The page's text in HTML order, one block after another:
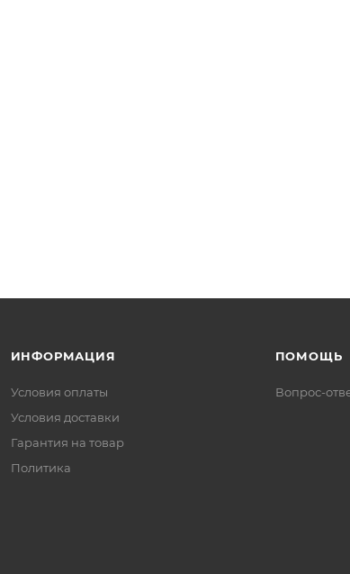
ИНФОРМАЦИЯ
Условия оплаты
Условия доставки
Гарантия на товар
Политика
ПОМОЩЬ
Вопрос-